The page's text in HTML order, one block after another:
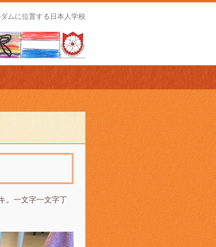
ムに位置する日本人学校
。一文字一文字丁